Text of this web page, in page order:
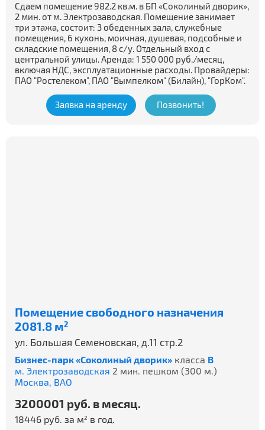
Сдаем помещение 982.2 кв.м. в БП «Соколиный дворик»,
2 мин. от м. Электрозаводская. Помещение занимает
три этажа, состоит: 3 обеденных зала, служебные
помещения, 6 кухонь, моичная, душевая, подсобные и
складские помещения, 8 с/у. Отдельный вход с
центральной улицы. Аренда: 1 550 000 руб./месяц,
включая НДС, эксплуатационные расходы. Провайдеры:
ПАО "Ростелеком", ПАО "Вымпелком" (Билайн), "ГорКом".
Заявка на аренду Позвонить!
Помещение свободного назначения
2081.8 м2
ул. Большая Семеновская, д.11 стр.2
Бизнес-парк «Соколиный дворик» класса B
м. Электрозаводская 2 мин. пешком (300 м.)
Москва, ВАО
3200001 руб. в месяц.
18446 руб. за м2 в год.